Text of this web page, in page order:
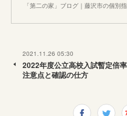
「第二の家」ブログ｜藤沢市の個別
2021.11.26 05:30
2022年度公立高校入試暫定倍
注意点と確認の仕方